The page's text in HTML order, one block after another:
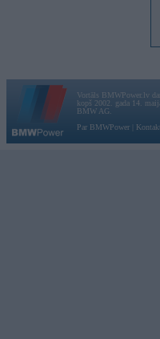
Vortāls BMWPower.lv
kopš 2002. gada 14.
BMW AG.
Par BMWPower